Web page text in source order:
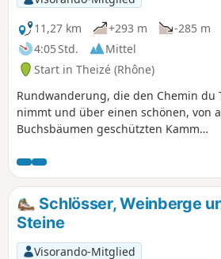
11,27 km
+293 m
-285 m
4:05 Std.
Mittel
Start in Theizé (Rhône)
Rundwanderung, die den Chemin du
nimmt und über einen schönen, von
Buchsbäumen geschützten Kamm
Schlösser, Weinberge
Steine
Visorando-Mitglied